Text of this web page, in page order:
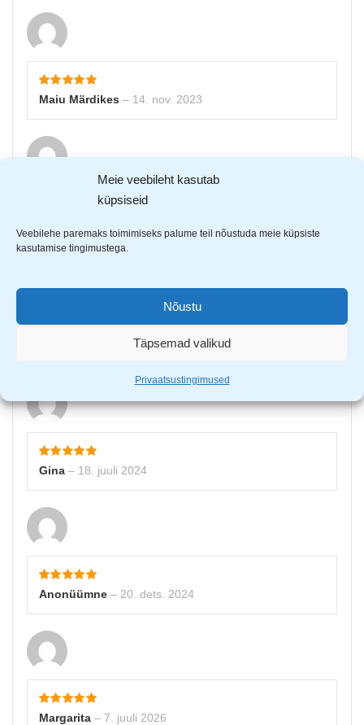
Meie veebileht kasutab
küpsiseid
Veebilehe paremaks toimimiseks palume teil nõustuda meie küpsiste
kasutamise tingimustega.
Nõustu
Täpsemad valikud
Privaatsustingimused
Maiu Märdikes – 14. nov. 2023
Valentina Babitševa– 18. jaan 2024
Gina – 18. juuli 2024
Anonüümne – 20. dets. 2024
Margarita – 7. juuli 2026